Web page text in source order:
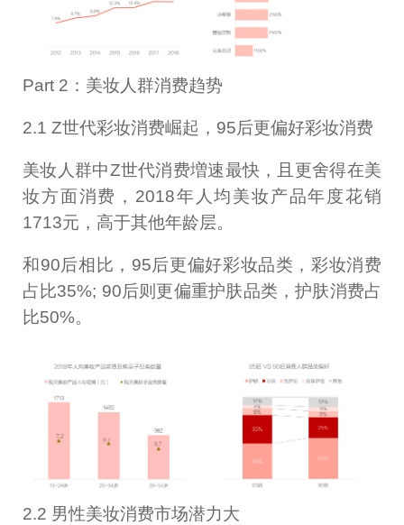
Part 2：美妆人群消费趋势
2.1 Z世代彩妆消费崛起，95后更偏好彩妆消费
美妆人群中Z世代消费増速最快，且更舍得在美
妆方面消费，2018年人均美妆产品年度花销
1713元，高于其他年龄层。
和90后相比，95后更偏好彩妆品类，彩妆消费
占比35%; 90后则更偏重护肤品类，护肤消费占
比50%。
2.2 男性美妆消费市场潜力大